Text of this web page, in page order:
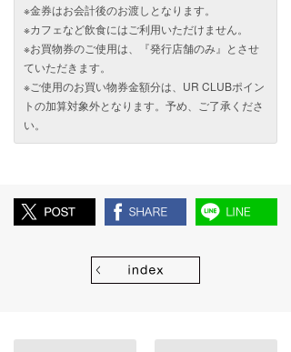
※金券はお会計後のお渡しとなります。
※カフェなど飲食にはご利用いただけません。
※お買物券のご使用は、『発行店舗のみ』とさせ
ていただきます。
※ご使用のお買い物券金額分は、UR CLUBポイン
トの加算対象外となります。予め、ご了承くださ
い。